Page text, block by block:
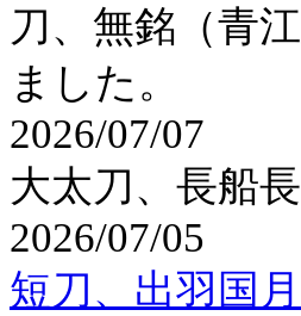
刀、無銘（青
ました。
2026/07/07
大太刀、長船
2026/07/05
短刀、出羽国